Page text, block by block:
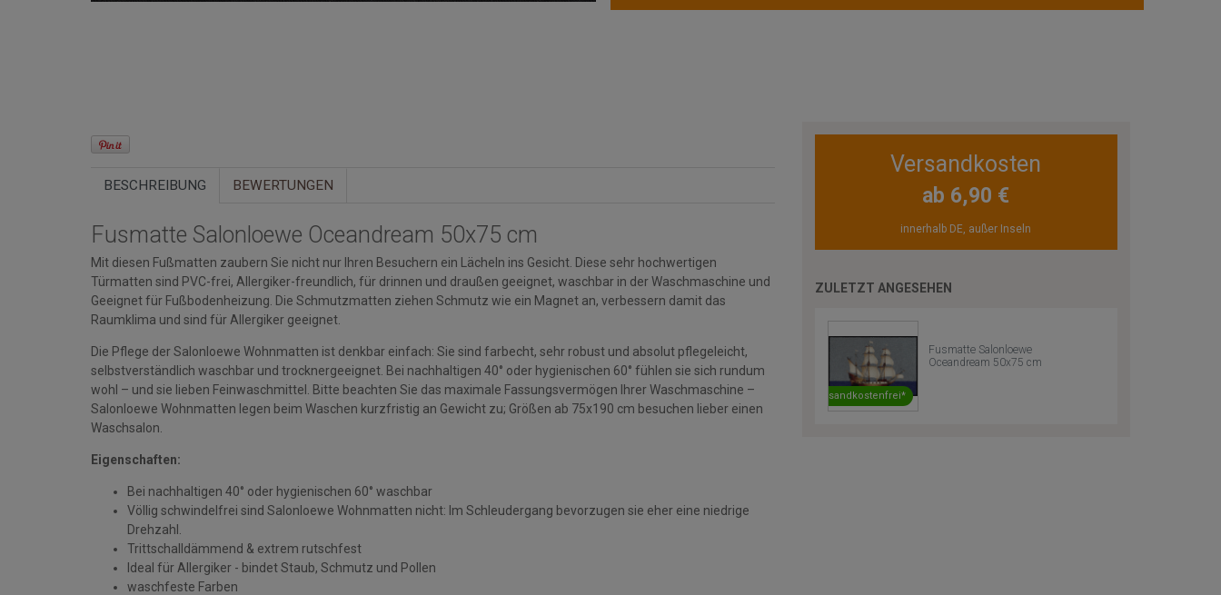
BESCHREIBUNG BEWERTUNGEN
Fusmatte Salonloewe Oceandream 50x75 cm
Mit diesen Fußmatten zaubern Sie nicht nur Ihren Besuchern ein Lächeln ins Gesicht. Diese sehr hochwertigen
Türmatten sind PVC-frei, Allergiker-freundlich, für drinnen und draußen geeignet, waschbar in der Waschmaschine und
Geeignet für Fußbodenheizung. Die Schmutzmatten ziehen Schmutz wie ein Magnet an, verbessern damit das
Raumklima und sind für Allergiker geeignet.
Die Pflege der Salonloewe Wohnmatten ist denkbar einfach: Sie sind farbecht, sehr robust und absolut pflegeleicht,
selbstverständlich waschbar und trocknergeeignet. Bei nachhaltigen 40° oder hygienischen 60° fühlen sie sich rundum
wohl – und sie lieben Feinwaschmittel. Bitte beachten Sie das maximale Fassungsvermögen Ihrer Waschmaschine –
Salonloewe Wohnmatten legen beim Waschen kurzfristig an Gewicht zu; Größen ab 75x190 cm besuchen lieber einen
Waschsalon.
Eigenschaften:
Bei nachhaltigen 40° oder hygienischen 60° waschbar
Völlig schwindelfrei sind Salonloewe Wohnmatten nicht: Im Schleudergang bevorzugen sie eher eine niedrige
Drehzahl.
Trittschalldämmend & extrem rutschfest
Ideal für Allergiker - bindet Staub, Schmutz und Pollen
waschfeste Farben
Versandkosten
ab 6,90 €
innerhalb DE, außer Inseln
ZULETZT ANGESEHEN
Versandkostenfrei*
Fusmatte Salonloewe
Oceandream 50x75 cm